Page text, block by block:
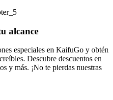
alcance
especiales en KaifuGo y obtén
Descubre descuentos en
y más. ¡No te pierdas nuestras